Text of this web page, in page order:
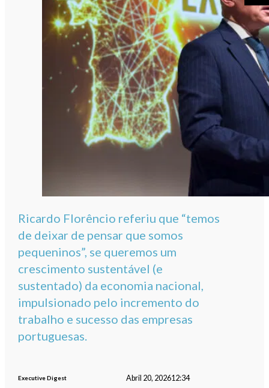
Ricardo Florêncio referiu que “temos
de deixar de pensar que somos
pequeninos”, se queremos um
crescimento sustentável (e
sustentado) da economia nacional,
impulsionado pelo incremento do
trabalho e sucesso das empresas
portuguesas.
Executive Digest Abril 20, 202612:34